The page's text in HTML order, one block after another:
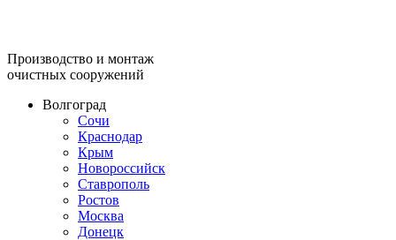
Производство и монтаж
очистных сооружений
Волгоград
Сочи
Краснодар
Крым
Новороссийск
Ставрополь
Ростов
Москва
Донецк